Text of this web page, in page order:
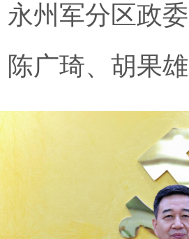
永州军分区政
陈广琦、胡果